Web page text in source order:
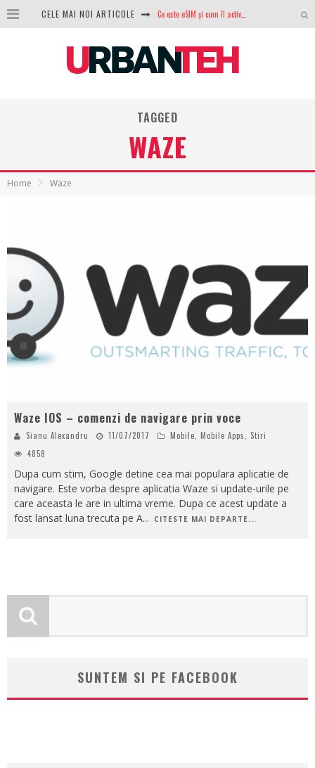
CELE MAI NOI ARTICOLE Ce este eSIM și cum îl activezi pe telefon? Ghid complet pentru Android și iPhone
TAGGED
WAZE
Home Waze
Waze IOS – comenzi de navigare prin voce
Sianu Alexandru 11/07/2017 Mobile, Mobile Apps, Stiri
4858
Dupa cum stim, Google detine cea mai populara aplicatie de
navigare. Este vorba despre aplicatia Waze si update-urile pe
care aceasta le are in ultima vreme. Dupa ce acest update a
fost lansat luna trecuta pe A... CITESTE MAI DEPARTE...
SUNTEM SI PE FACEBOOK